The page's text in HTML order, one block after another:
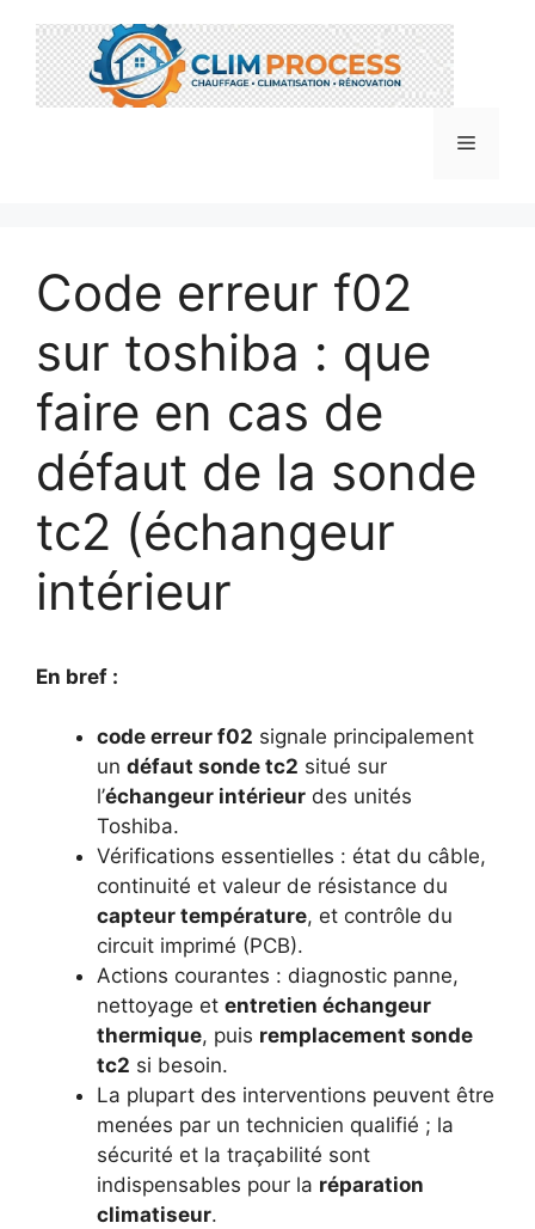
contenu
Menu
Code erreur f02
sur toshiba : que
faire en cas de
défaut de la sonde
tc2 (échangeur
intérieur
En bref :
code erreur f02 signale principalement
un défaut sonde tc2 situé sur
l’échangeur intérieur des unités
Toshiba.
Vérifications essentielles : état du câble,
continuité et valeur de résistance du
capteur température, et contrôle du
circuit imprimé (PCB).
Actions courantes : diagnostic panne,
nettoyage et entretien échangeur
thermique, puis remplacement sonde
tc2 si besoin.
La plupart des interventions peuvent être
menées par un technicien qualifié ; la
sécurité et la traçabilité sont
indispensables pour la réparation
climatiseur.